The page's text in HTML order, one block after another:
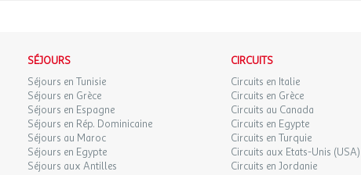
SÉJOURS
Séjours en Tunisie
Séjours en Grèce
Séjours en Espagne
Séjours en Rép. Dominicaine
Séjours au Maroc
Séjours en Egypte
Séjours aux Antilles
CIRCUITS
Circuits en Italie
Circuits en Grèce
Circuits au Canada
Circuits en Egypte
Circuits en Turquie
Circuits aux Etats-Unis (USA)
Circuits en Jordanie